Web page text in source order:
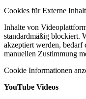
Cookies für Externe
Inhalte von
standardmäßig blockiert.
akzeptiert werden,
manuellen Zustimmung
Cookie Informationen
YouTube Videos